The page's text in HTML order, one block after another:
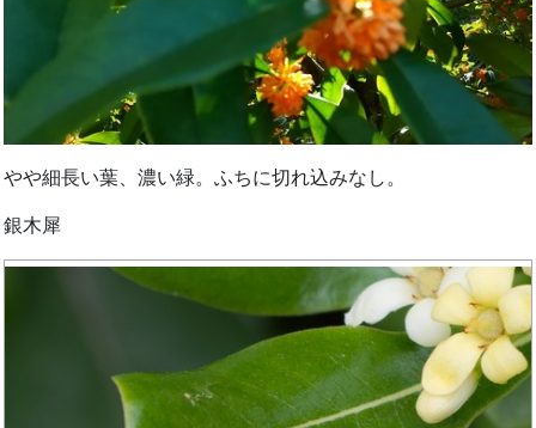
やや細長い葉、濃い緑。ふちに切れ込みなし。
銀木犀